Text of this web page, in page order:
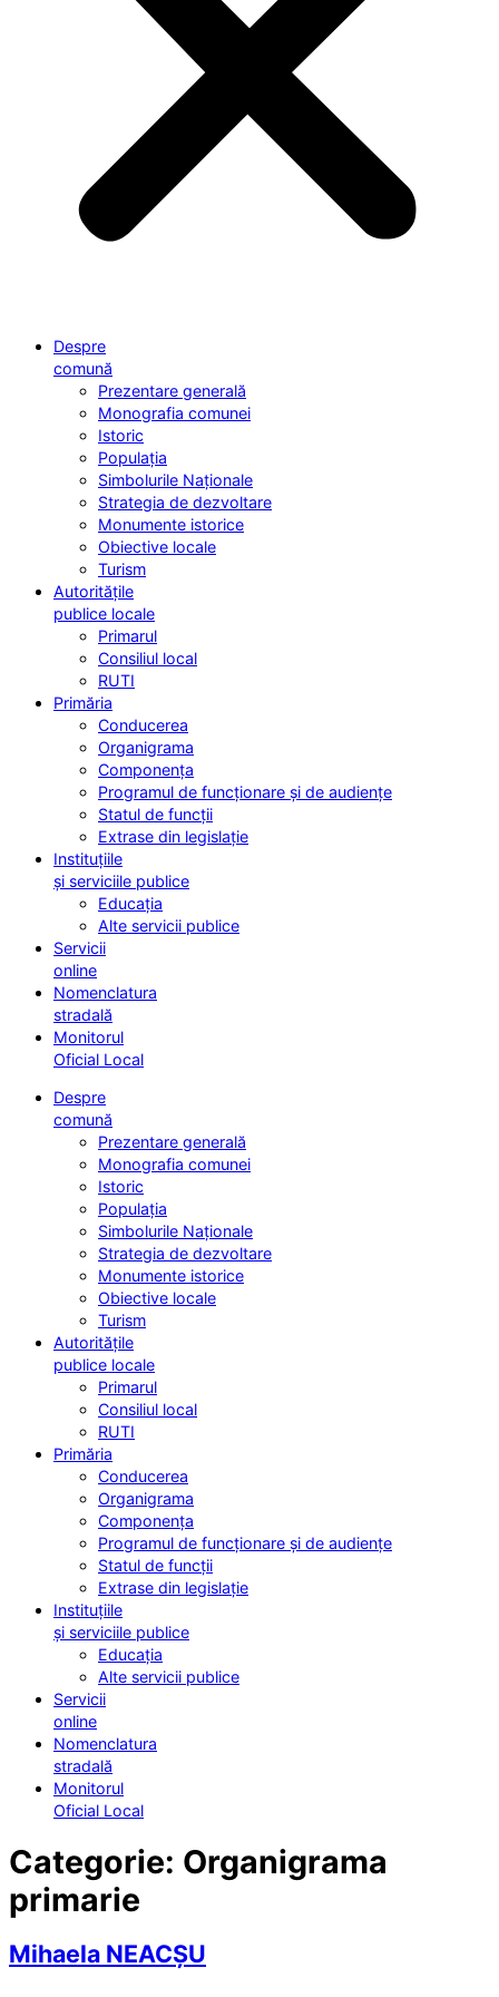
Despre
comună
Prezentare generală
Monografia comunei
Istoric
Populația
Simbolurile Naționale
Strategia de dezvoltare
Monumente istorice
Obiective locale
Turism
Autoritățile
publice locale
Primarul
Consiliul local
RUTI
Primăria
Conducerea
Organigrama
Componența
Programul de funcționare și de audiențe
Statul de funcții
Extrase din legislație
Instituțiile
și serviciile publice
Educația
Alte servicii publice
Servicii
online
Nomenclatura
stradală
Monitorul
Oficial Local
Despre
comună
Prezentare generală
Monografia comunei
Istoric
Populația
Simbolurile Naționale
Strategia de dezvoltare
Monumente istorice
Obiective locale
Turism
Autoritățile
publice locale
Primarul
Consiliul local
RUTI
Primăria
Conducerea
Organigrama
Componența
Programul de funcționare și de audiențe
Statul de funcții
Extrase din legislație
Instituțiile
și serviciile publice
Educația
Alte servicii publice
Servicii
online
Nomenclatura
stradală
Monitorul
Oficial Local
Categorie: Organigrama
primarie
Mihaela NEACȘU